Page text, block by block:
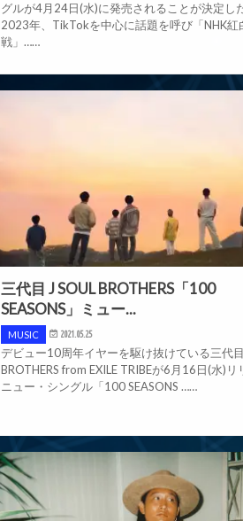
グルが4月24日(水)に発売されることが決定し
2023年、TikTokを中心に話題を呼び「NHK紅
戦」……
三代目 J SOUL BROTHERS「100
SEASONS」ミュー...
MUSIC 2021.05.25
デビュー10周年イヤーを駆け抜けている三代
BROTHERS from EXILE TRIBEが6月16日(水)リ
ニュー・シングル「100 SEASONS ……